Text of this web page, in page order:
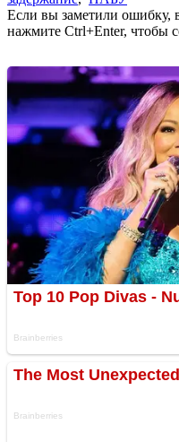
Если вы заметили ошибку,
нажмите Ctrl+Enter, чтобы